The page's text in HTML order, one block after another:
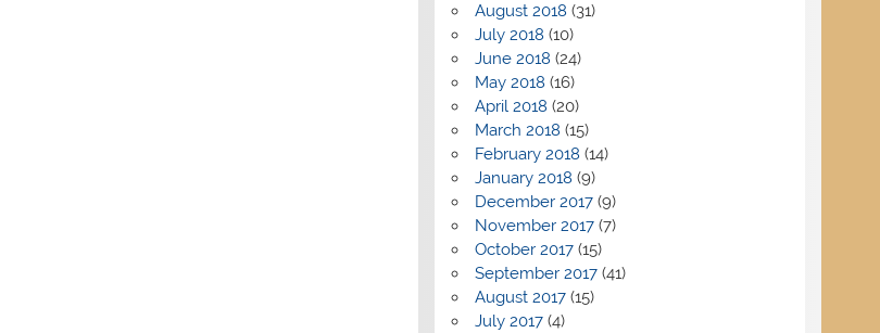
August 2018 (31)
July 2018 (10)
June 2018 (24)
May 2018 (16)
April 2018 (20)
March 2018 (15)
February 2018 (14)
January 2018 (9)
December 2017(9)
November 2017(7)
October 2017(15)
September 2017(41)
August 2017(15)
July 2017(4)